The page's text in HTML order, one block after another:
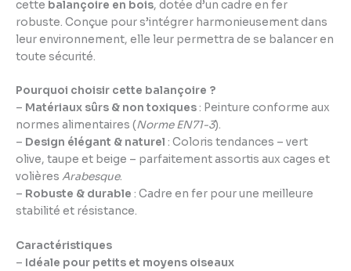
cette balançoire en bois, dotée d’un cadre en fer
robuste. Conçue pour s’intégrer harmonieusement dans
leur environnement, elle leur permettra de se balancer en
toute sécurité.
Pourquoi choisir cette balançoire ?
– Matériaux sûrs & non toxiques: Peinture conforme aux
normes alimentaires (Norme EN71-3).
– Design élégant & naturel : Coloris tendances – vert
olive, taupe et beige – parfaitement assortis aux cages et
volières Arabesque.
– Robuste & durable : Cadre en fer pour une meilleure
stabilité et résistance.
Caractéristiques
– Idéale pour petits et moyens oiseaux